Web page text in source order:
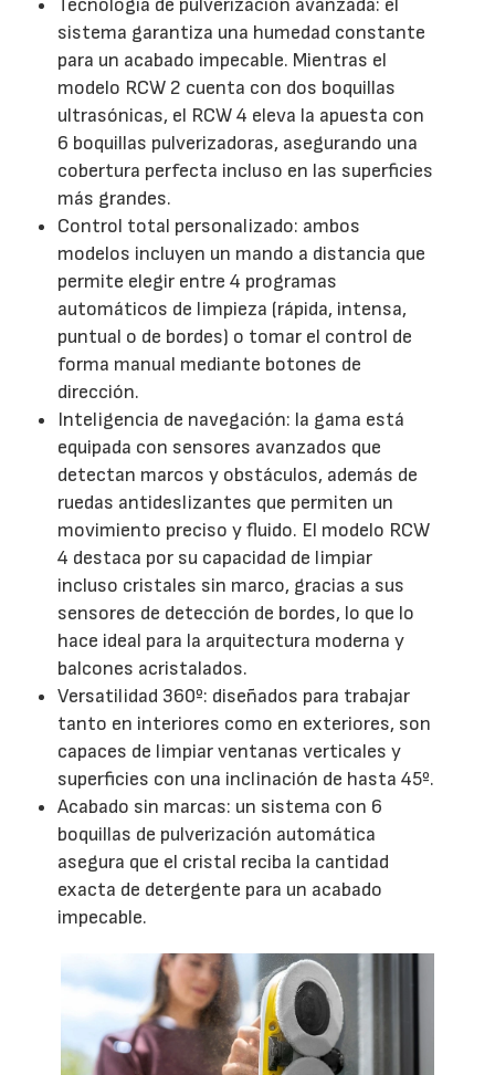
Tecnología de pulverización avanzada: el
sistema garantiza una humedad constante
para un acabado impecable. Mientras el
modelo RCW 2 cuenta con dos boquillas
ultrasónicas, el RCW 4 eleva la apuesta con
6 boquillas pulverizadoras, asegurando una
cobertura perfecta incluso en las superficies
más grandes.
Control total personalizado: ambos
modelos incluyen un mando a distancia que
permite elegir entre 4 programas
automáticos de limpieza (rápida, intensa,
puntual o de bordes) o tomar el control de
forma manual mediante botones de
dirección.
Inteligencia de navegación: la gama está
equipada con sensores avanzados que
detectan marcos y obstáculos, además de
ruedas antideslizantes que permiten un
movimiento preciso y fluido. El modelo RCW
4 destaca por su capacidad de limpiar
incluso cristales sin marco, gracias a sus
sensores de detección de bordes, lo que lo
hace ideal para la arquitectura moderna y
balcones acristalados.
Versatilidad 360º: diseñados para trabajar
tanto en interiores como en exteriores, son
capaces de limpiar ventanas verticales y
superficies con una inclinación de hasta 45º.
Acabado sin marcas: un sistema con 6
boquillas de pulverización automática
asegura que el cristal reciba la cantidad
exacta de detergente para un acabado
impecable.